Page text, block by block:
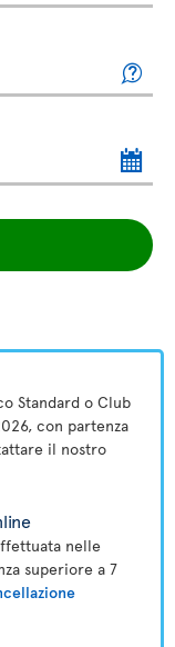
Standard o Club
con partenza
il nostro
nelle
superiore a 7